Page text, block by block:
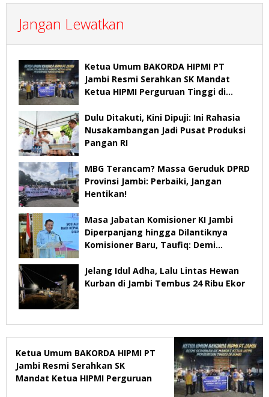
Jangan Lewatkan
Ketua Umum BAKORDA HIPMI PT
Jambi Resmi Serahkan SK Mandat
Ketua HIPMI Perguruan Tinggi di
Dulu Ditakuti, Kini Dipuji: Ini Rahasia
Nusakambangan Jadi Pusat Produksi
Pangan RI
MBG Terancam? Massa Geruduk DPRD
Provinsi Jambi: Perbaiki, Jangan
Hentikan!
Masa Jabatan Komisioner KI Jambi
Diperpanjang hingga Dilantiknya
Komisioner Baru, Taufiq: Demi
Jelang Idul Adha, Lalu Lintas Hewan
Kurban di Jambi Tembus 24 Ribu Ekor
Ketua Umum BAKORDA HIPMI PT
Jambi Resmi Serahkan SK
Mandat Ketua HIPMI Perguruan